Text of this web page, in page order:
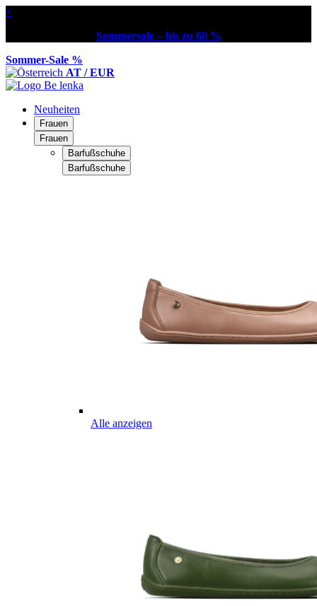
×
Sommersale – bis zu 60 %
Sommer-Sale %
AT / EUR
Neuheiten
Frauen
Frauen
Barfußschuhe
Barfußschuhe
Alle anzeigen